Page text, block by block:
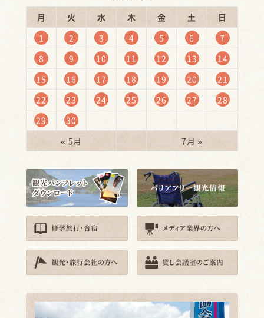
月
火 水 木 金 土
日
1
2 3 4 5 6
7
8
9 10 11 12 13
14
15
16 17 18 19 20
21
22
23 24 25 26 27
28
29
30
« 5月
7月 »